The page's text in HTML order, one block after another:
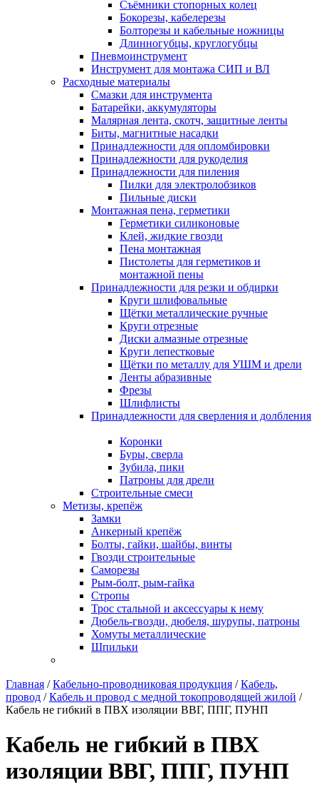
Съёмники стопорных колец
Бокорезы, кабелерезы
Болторезы и кабельные ножницы
Длинногубцы, круглогубцы
Пневмоинструмент
Инструмент для монтажа СИП и ВЛ
Расходные материалы
Смазки для инструмента
Батарейки, аккумуляторы
Малярная лента, скотч, защитные ленты
Биты, магнитные насадки
Принадлежности для опломбировки
Принадлежности для рукоделия
Принадлежности для пиления
Пилки для электролобзиков
Пильные диски
Монтажная пена, герметики
Герметики силиконовые
Клей, жидкие гвозди
Пена монтажная
Пистолеты для герметиков и
монтажной пены
Принадлежности для резки и обдирки
Круги шлифовальные
Щётки металлические ручные
Круги отрезные
Диски алмазные отрезные
Круги лепестковые
Щётки по металлу для УШМ и дрели
Ленты абразивные
Фрезы
Шлифлисты
Принадлежности для сверления и долбления
Коронки
Буры, сверла
Зубила, пики
Патроны для дрели
Строительные смеси
Метизы, крепёж
Замки
Анкерный крепёж
Болты, гайки, шайбы, винты
Гвозди строительные
Саморезы
Рым-болт, рым-гайка
Стропы
Трос стальной и аксессуары к нему
Дюбель-гвозди, дюбеля, шурупы, патроны
Хомуты металлические
Шпильки
Главная /Кабельно-проводниковая продукция /Кабель,
провод /Кабель и провод с медной токопроводящей жилой /
Кабель не гибкий в ПВХ изоляции ВВГ, ППГ, ПУНП
Кабель не гибкий в ПВХ
изоляции ВВГ, ППГ, ПУНП